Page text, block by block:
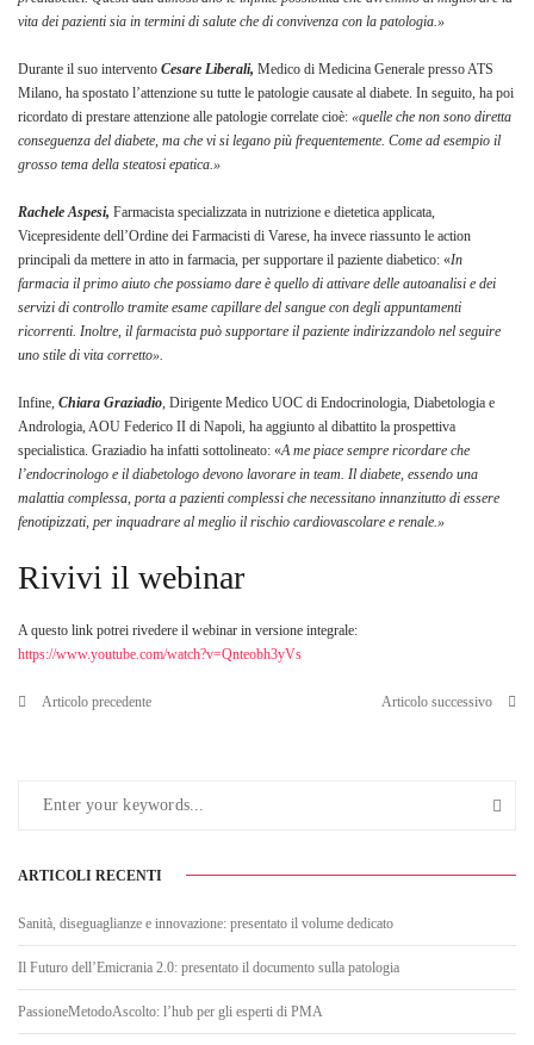
vita dei pazienti sia in termini di salute che di convivenza con la patologia.»
Durante il suo intervento Cesare Liberali, Medico di Medicina Generale presso ATS
Milano, ha spostato l’attenzione su tutte le patologie causate al diabete. In seguito, ha poi
ricordato di prestare attenzione alle patologie correlate cioè: «quelle che non sono diretta
conseguenza del diabete, ma che vi si legano più frequentemente. Come ad esempio il
grosso tema della steatosi epatica.»
Rachele Aspesi, Farmacista specializzata in nutrizione e dietetica applicata,
Vicepresidente dell’Ordine dei Farmacisti di Varese, ha invece riassunto le action
principali da mettere in atto in farmacia, per supportare il paziente diabetico: «In
farmacia il primo aiuto che possiamo dare è quello di attivare delle autoanalisi e dei
servizi di controllo tramite esame capillare del sangue con degli appuntamenti
ricorrenti. Inoltre, il farmacista può supportare il paziente indirizzandolo nel seguire
uno stile di vita corretto».
Infine, Chiara Graziadio, Dirigente Medico UOC di Endocrinologia, Diabetologia e
Andrologia, AOU Federico II di Napoli, ha aggiunto al dibattito la prospettiva
specialistica. Graziadio ha infatti sottolineato: «A me piace sempre ricordare che
l’endocrinologo e il diabetologo devono lavorare in team. Il diabete, essendo una
malattia complessa, porta a pazienti complessi che necessitano innanzitutto di essere
fenotipizzati, per inquadrare al meglio il rischio cardiovascolare e renale.»
Rivivi il webinar
A questo link potrei rivedere il webinar in versione integrale:
https://www.youtube.com/watch?v=Qnteobh3yVs
Articolo precedente Articolo successivo
ARTICOLI RECENTI
Sanità, diseguaglianze e innovazione: presentato il volume dedicato
Il Futuro dell’Emicrania 2.0: presentato il documento sulla patologia
PassioneMetodoAscolto: l’hub per gli esperti di PMA